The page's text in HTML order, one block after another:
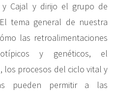
y Cajal y dirijo el grupo de
El tema general de nuestra
las retroalimentaciones
y genéticos, el
los procesos del ciclo vital y
pueden permitir a las